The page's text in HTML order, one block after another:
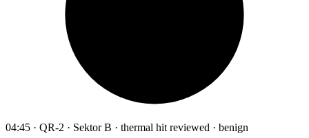
04:45 · QR-2 · Sektor B · thermal hit reviewed · benign